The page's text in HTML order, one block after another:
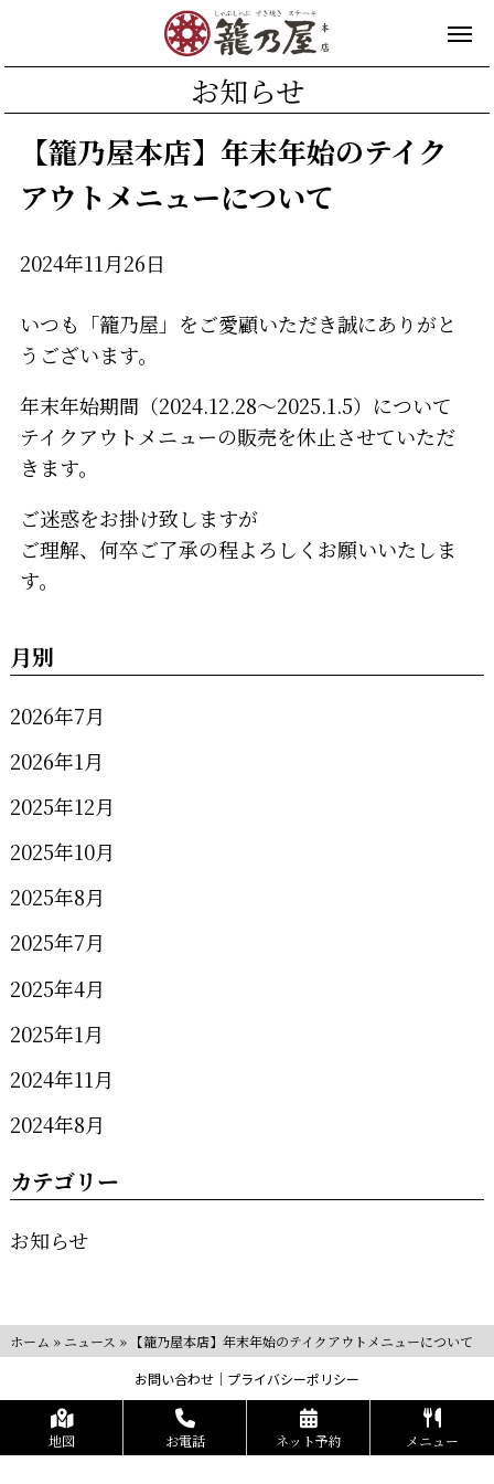
お知らせ
【籠乃屋本店】年末年始のテイク
アウトメニューについて
2024年11月26日
いつも「籠乃屋」をご愛顧いただき誠にありがと
うございます。
年末年始期間（2024.12.28～2025.1.5）について
テイクアウトメニューの販売を休止させていただ
きます。
ご迷惑をお掛け致しますが
ご理解、何卒ご了承の程よろしくお願いいたしま
す。
月別
2026年7月
2026年1月
2025年12月
2025年10月
2025年8月
2025年7月
2025年4月
2025年1月
2024年11月
2024年8月
カテゴリー
お知らせ
ホーム » ニュース » 【籠乃屋本店】年末年始のテイクアウトメニューについて
お問い合わせ
プライバシーポリシー
Copyrights KR FOOD SERVICE All Rights Reserved.
地図 お電話 ネット予約 メニュー